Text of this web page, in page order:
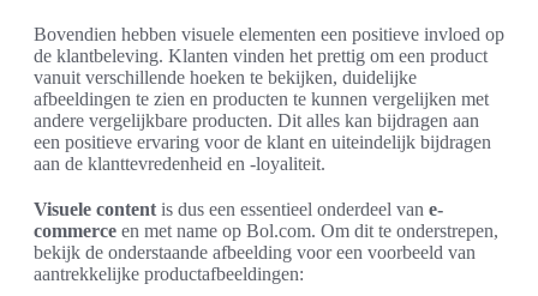
Bovendien hebben visuele elementen een positieve invloed op
de klantbeleving. Klanten vinden het prettig om een product
vanuit verschillende hoeken te bekijken, duidelijke
afbeeldingen te zien en producten te kunnen vergelijken met
andere vergelijkbare producten. Dit alles kan bijdragen aan
een positieve ervaring voor de klant en uiteindelijk bijdragen
aan de klanttevredenheid en -loyaliteit.
Visuele content is dus een essentieel onderdeel van e-
commerce en met name op Bol.com. Om dit te onderstrepen,
bekijk de onderstaande afbeelding voor een voorbeeld van
aantrekkelijke productafbeeldingen: